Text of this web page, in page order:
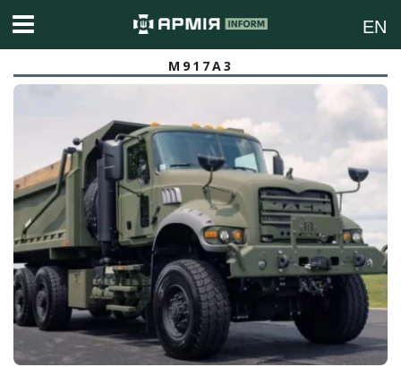
EN
M917A3